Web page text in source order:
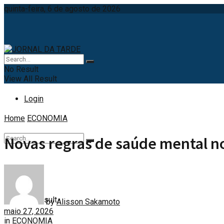
quinta-feira, 6 de agosto de 2026
Login
View All Result
No Result
View All Result
Home ECONOMIA
Novas regras de saúde mental
by Alisson Sakamoto
maio 27, 2026
in ECONOMIA